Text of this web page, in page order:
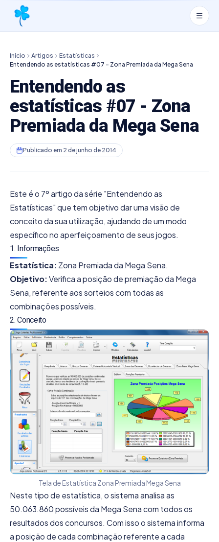
Início Artigos
Estatísticas
Entendendo as estatísticas #07 - Zona Premiada da Mega Sena
Entendendo as
estatísticas #07 - Zona
Premiada da Mega Sena
Publicado em 2 de junho de 2014
Este é o 7º artigo da série "Entendendo as
Estatísticas" que tem objetivo dar uma visão de
conceito da sua utilização, ajudando de um modo
específico no aperfeiçoamento de seus jogos.
1. Informações
Estatística: Zona Premiada da Mega Sena.
Objetivo:Verifica a posição de premiação da Mega
Sena, referente aos sorteios com todas as
combinações possíveis.
2. Conceito
Tela de Estatística Zona Premiada Mega Sena
Neste tipo de estatística, o sistema analisa as
50.063.860 possíveis da Mega Sena com todos os
resultados dos concursos. Com isso o sistema informa
a posição de cada combinação referente a cada